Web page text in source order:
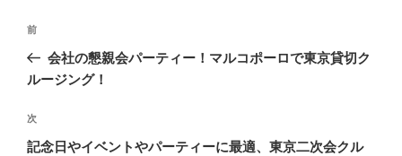
投
ナ
ゲ
ー
前
の
投
前
会社の懇親会パーティー！マルコポーロで東京貸切ク
ルージング！
次
の
次
記念日やイベントやパーティーに最適、東京二次会クル